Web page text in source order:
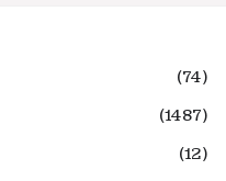
(74)
(1487)
(12)